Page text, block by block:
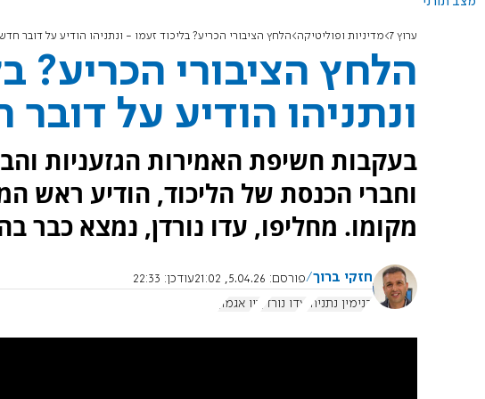
ערוץ 7 מדיניות ופוליטיקה הלחץ הציבורי הכריע? בליכוד זעמו - ונתניהו הודיע על דובר חדש
הלחץ הציבורי הכריע?
ונתניהו הודיע על
בעקבות חשיפת האמירות הגזעניות
וחברי הכנסת של הליכוד, הודיע ראש
מקומו. מחליפו, עדו נורדן, נמצא כבר
חזקי ברוך פורסם: 5.04.26, 21:02 עודכן: 22:33
בנימין נתניהו
עדו נורדן זיו אגמון